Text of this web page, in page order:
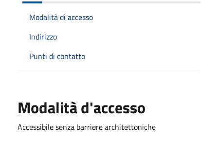
Modalità di accesso
Indirizzo
Punti di contatto
Modalità d'accesso
Accessibile senza barriere architettoniche